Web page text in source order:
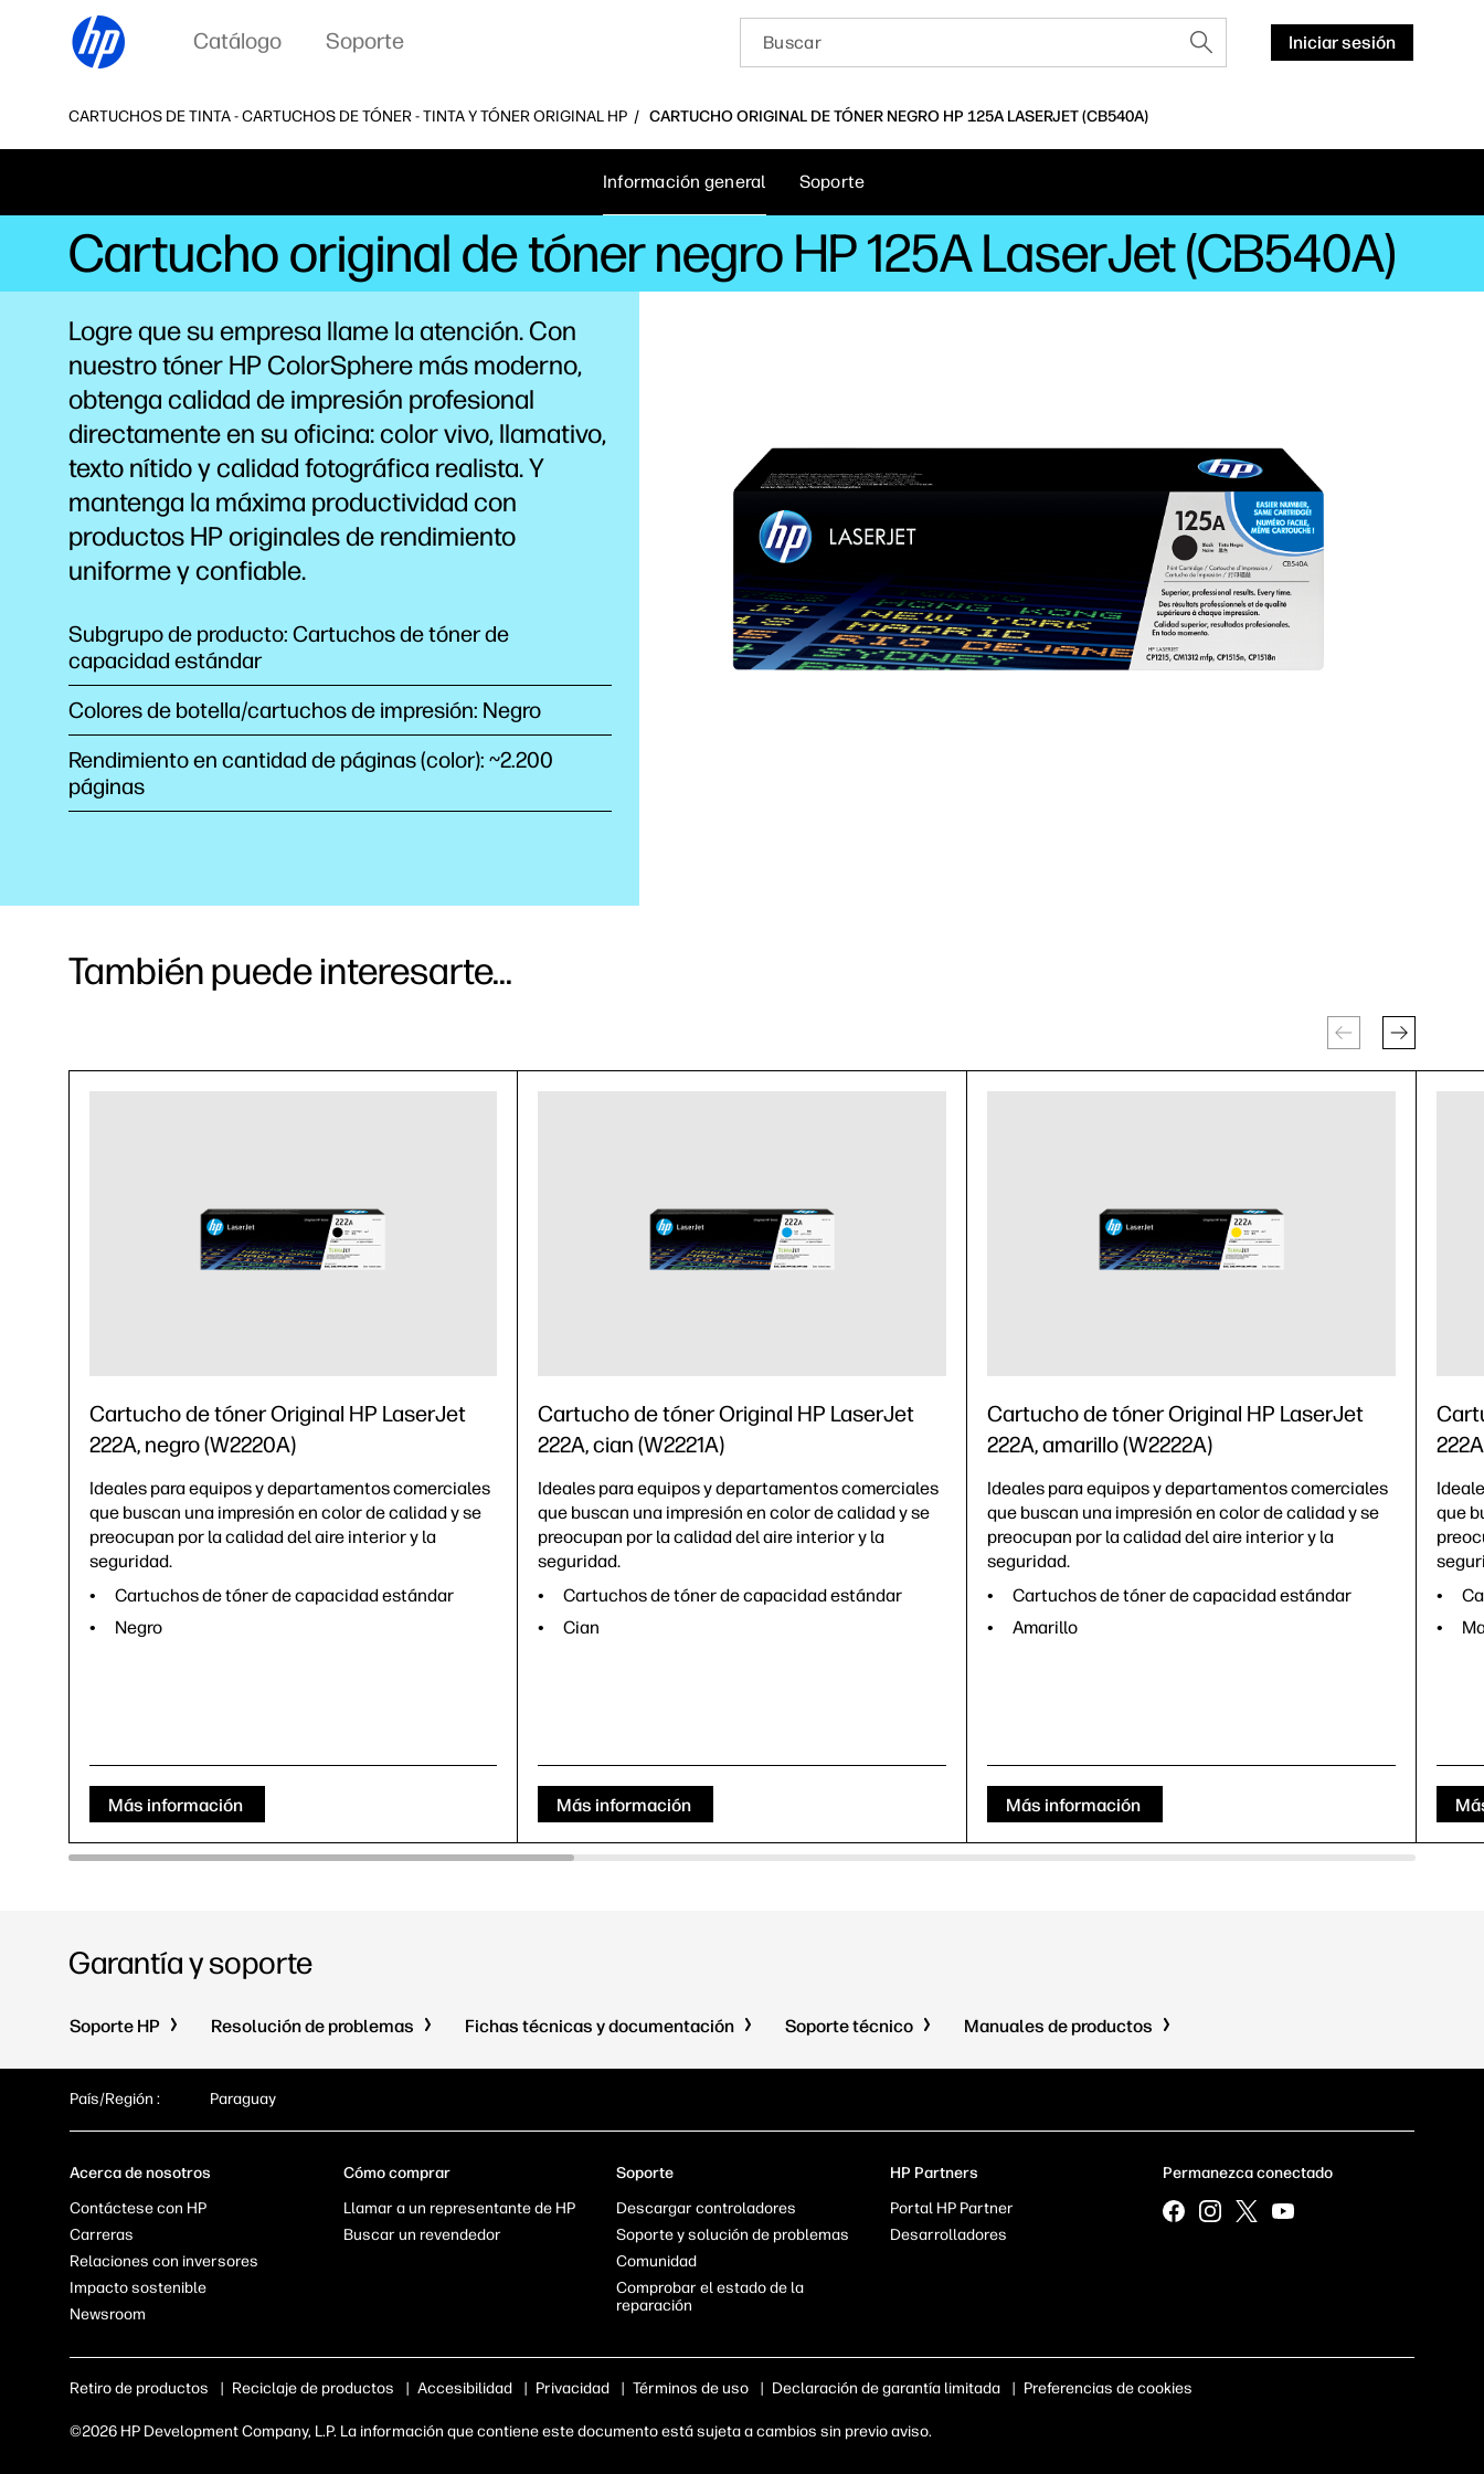
Catálogo Soporte Iniciar sesión
CARTUCHOS DE TINTA - CARTUCHOS DE TÓNER - TINTA Y TÓNER ORIGINAL HP CARTUCHO ORIGINAL DE TÓNER NEGRO HP 125A LASERJET (CB540A)
Información general Soporte
Cartucho original de tóner negro HP 125A LaserJet (CB540A)
Logre que su empresa llame la atención. Con
nuestro tóner HP ColorSphere más moderno,
obtenga calidad de impresión profesional
directamente en su oficina: color vivo, llamativo,
texto nítido y calidad fotográfica realista. Y
mantenga la máxima productividad con
productos HP originales de rendimiento
uniforme y confiable.
Subgrupo de producto: Cartuchos de tóner de
capacidad estándar
Colores de botella/cartuchos de impresión: Negro
Rendimiento en cantidad de páginas (color): ~2.200
páginas
También puede interesarte...
Cartucho de tóner Original HP LaserJet
222A, negro (W2220A)
Ideales para equipos y departamentos comerciales
que buscan una impresión en color de calidad y se
preocupan por la calidad del aire interior y la
seguridad.
Cartuchos de tóner de capacidad estándar
Negro
Más información
Cartucho de tóner Original HP LaserJet
222A, cian (W2221A)
Ideales para equipos y departamentos comerciales
que buscan una impresión en color de calidad y se
preocupan por la calidad del aire interior y la
seguridad.
Cartuchos de tóner de capacidad estándar
Cian
Más información
Cartucho de tóner Original HP LaserJet
222A, amarillo (W2222A)
Ideales para equipos y departamentos comerciales
que buscan una impresión en color de calidad y se
preocupan por la calidad del aire interior y la
seguridad.
Cartuchos de tóner de capacidad estándar
Amarillo
Más información
que
Garantía y soporte
Soporte HP Resolución de problemas Fichas técnicas y documentación Soporte técnico Manuales de productos
País/Región : Paraguay
Acerca de nosotros
Contáctese con HP
Carreras
Relaciones con inversores
Impacto sostenible
Newsroom
Cómo comprar
Llamar a un representante de HP
Buscar un revendedor
Soporte
Descargar controladores
Soporte y solución de problemas
Comunidad
Comprobar el estado de la
reparación
HP Partners
Portal HP Partner
Desarrolladores
Permanezca conectado
Retiro de productos | Reciclaje de productos | Accesibilidad | Privacidad | Términos de uso | Declaración de garantía limitada | Preferencias de cookies
©2026 HP Development Company, L.P. La información que contiene este documento está sujeta a cambios sin previo aviso.